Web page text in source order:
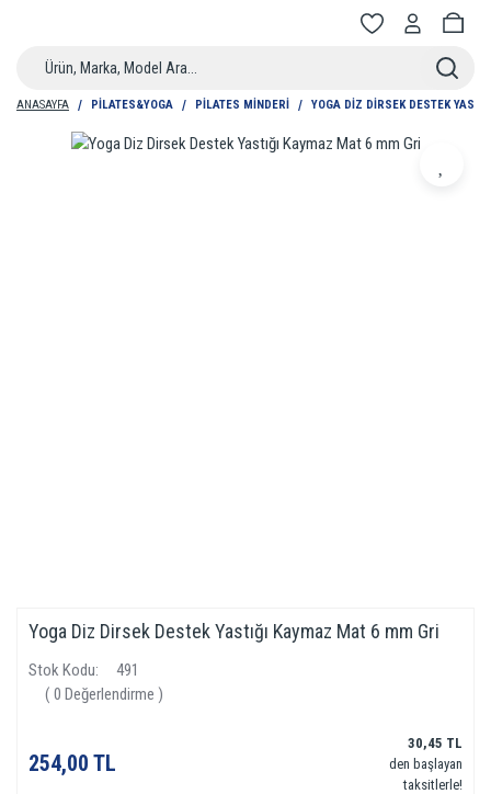
ANASAYFA PILATES&YOGA PILATES MINDERI YOGA DIZ DIRSEK DESTEK
Yoga Diz Dirsek Destek Yastığı Kaymaz Mat 6 mm Gri
Stok Kodu
491
( 0 Değerlendirme )
254,00 TL
30,45 TL
den başlayan
taksitlerle!